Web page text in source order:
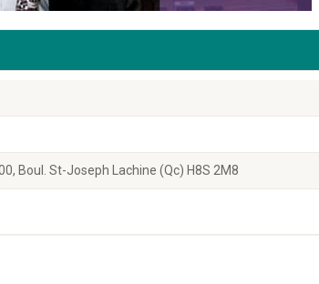
Boul. St-Joseph Lachine (Qc) H8S 2M8